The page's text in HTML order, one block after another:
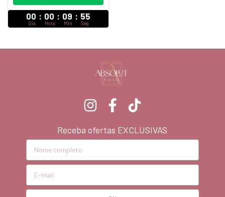
00 : 00 : 09 : 54
Dia Hora Min Seg
Receba ofertas EXCLUSIVAS